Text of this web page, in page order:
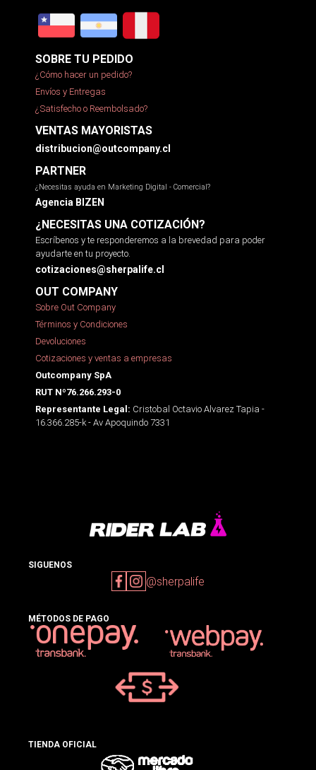
SOBRE TU PEDIDO
¿Cómo hacer un pedido?
Envíos y Entregas
¿Satisfecho o Reembolsado?
VENTAS MAYORISTAS
distribucion@outcompany.cl
PARTNER
¿Necesitas ayuda en Marketing Digital - Comercial?
Agencia BIZEN
¿NECESITAS UNA COTIZACIÓN?
Escríbenos y te responderemos a la brevedad para poder
ayudarte en tu proyecto.
cotizaciones@sherpalife.cl
OUT COMPANY
Sobre Out Company
Términos y Condiciones
Devoluciones
Cotizaciones y ventas a empresas
Outcompany SpA
RUT Nº76.266.293-0
Representante Legal: Cristobal Octavio Alvarez Tapia -
16.366.285-k - Av Apoquindo 7331
SIGUENOS
@sherpalife
MÉTODOS DE PAGO
TIENDA OFICIAL